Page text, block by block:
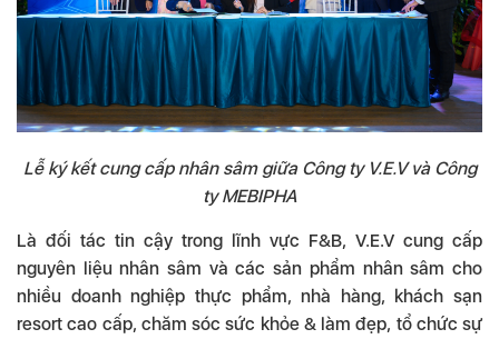
Lễ ký kết cung cấp nhân sâm giữa Công ty V.E.V và Công
ty MEBIPHA
Là đối tác tin cậy trong lĩnh vực F&B, V.E.V cung cấp
nguyên liệu nhân sâm và các sản phẩm nhân sâm cho
nhiều doanh nghiệp thực phẩm, nhà hàng, khách sạn
resort cao cấp, chăm sóc sức khỏe & làm đẹp, tổ chức sự